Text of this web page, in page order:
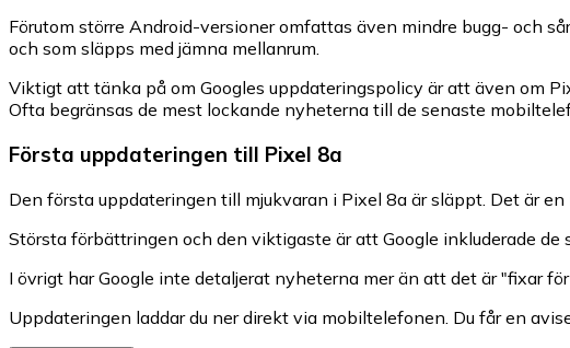
Förutom större Android-versioner omfattas även mindre bugg- och
och som släpps med jämna mellanrum.
Viktigt att tänka på om Googles uppdateringspolicy är att även om
Ofta begränsas de mest lockande nyheterna till de senaste
Första uppdateringen till Pixel 8a
Den första uppdateringen till mjukvaran i Pixel 8a är släppt. Det är
Största förbättringen och den viktigaste är att Google inkluderade
I övrigt har Google inte detaljerat nyheterna mer än att det är "fixar
Uppdateringen laddar du ner direkt via mobiltelefonen. Du får en